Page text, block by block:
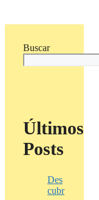
Buscar
Últimos
Posts
Des
cubr